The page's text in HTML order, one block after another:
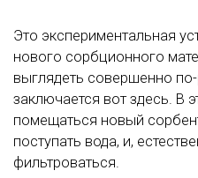
Это экспериментальная
нового сорбционного
выглядеть совершенно
заключается вот здесь. В
помещаться новый
поступать вода, и,
фильтроваться.